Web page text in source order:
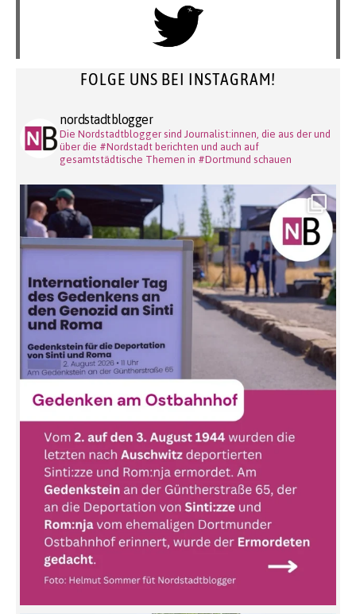
FOLGE UNS BEI INSTAGRAM!
nordstadtblogger
Die Nordstadtblogger sind Journalist:innen, die aus der und
über die #Nordstadt berichten und auch auf
gesamtstädtische Themen in #Dortmund schauen